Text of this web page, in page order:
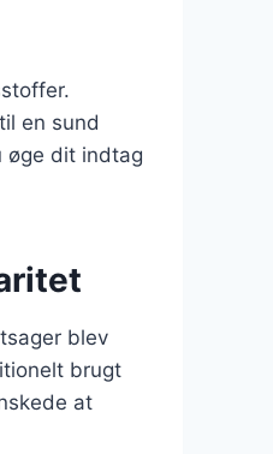
en sund
øge dit indtag
blev
brugt
at